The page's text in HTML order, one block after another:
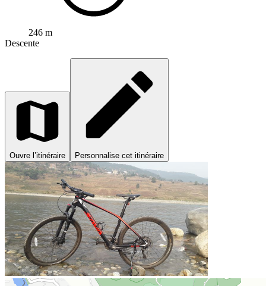
246 m
Descente
Ouvre l’itinéraire Personnalise cet itinéraire